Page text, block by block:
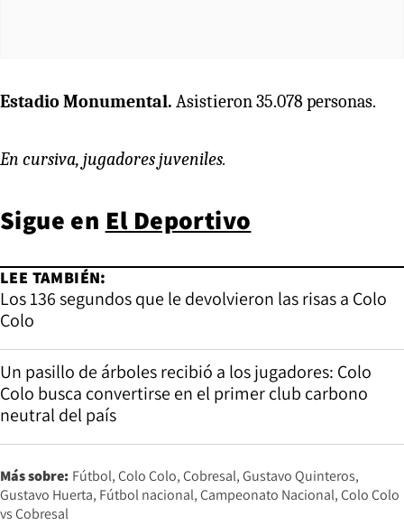
Estadio Monumental. Asistieron 35.078 personas.
En cursiva, jugadores juveniles.
Sigue en El Deportivo
LEE TAMBIÉN:
Los 136 segundos que le devolvieron las risas a Colo
Colo
Un pasillo de árboles recibió a los jugadores: Colo
Colo busca convertirse en el primer club carbono
neutral del país
Más sobre: Fútbol Colo Colo Cobresal Gustavo Quinteros
Gustavo Huerta Fútbol nacional Campeonato Nacional Colo Colo
vs Cobresal